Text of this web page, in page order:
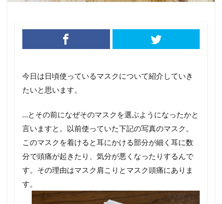
今日は日頃使っているマスクについて紹介していき
たいと思います。
…とその前になぜそのマスクを選ぶようになったかと
言いますと。以前使っていた下記の写真のマスク。
このマスクを着けると耳にかける部分が細く耳に数
分で頭痛が起きたり、気分が悪くなったりするんで
す。その理由はマスク肩こりとマスク頭痛にありま
す。